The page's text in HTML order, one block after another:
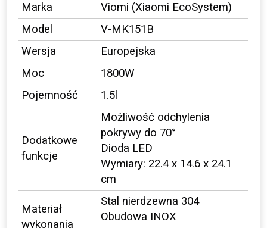
Marka
Viomi (Xiaomi EcoSystem)
Model
V-MK151B
Wersja
Europejska
Moc
1800W
Pojemność
1.5l
Dodatkowe
funkcje
Możliwość odchylenia
pokrywy do 70°
Dioda LED
Wymiary: 22.4 x 14.6 x 24.1
cm
Materiał
wykonania
Stal nierdzewna 304
Obudowa INOX